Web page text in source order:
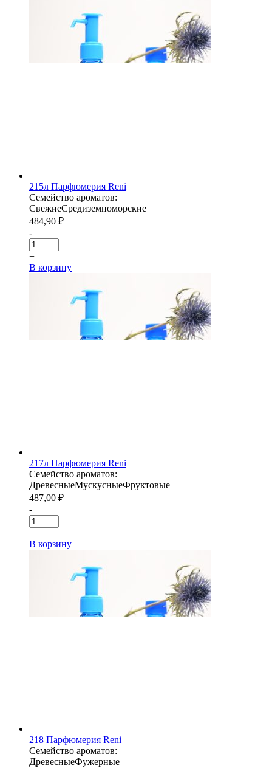
215л Парфюмерия Reni
Семейство ароматов:
СвежиеСредиземноморские
484,90 ₽
-
+
В корзину
217л Парфюмерия Reni
Семейство ароматов:
ДревесныеМускусныеФруктовые
487,00 ₽
-
+
В корзину
218 Парфюмерия Reni
Семейство ароматов:
ДревесныеФужерные